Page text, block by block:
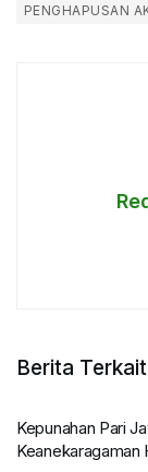
PENGHAPUSAN
Berita Terkait
Kepunahan Pari
Keanekaragaman